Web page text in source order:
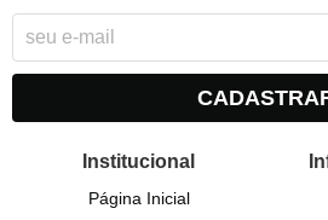
Institucional
Página Inicial